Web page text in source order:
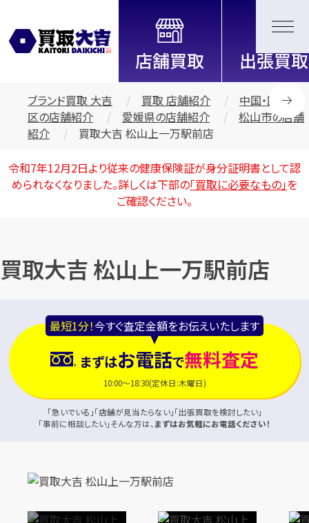
全国2200店舗以上展開中！
信頼と実績の買取専門店「買取大
吉」
ブランド買取 大吉 買取 店舗紹介
中国・四国地
区の店舗紹介
愛媛県の店舗紹介
松山市の店舗
紹介
買取大吉 松山上一万駅前店
令和7年12月2日より従来の健康保険証が身分証明書として認
められなくなりました。詳しくは下部の「買取に必要なもの」を
ご確認ください。
買取大吉 松山上一万駅前店
最短1分！今すぐ査定金額をお伝えいたします
まずはお電話で無料査定
10:00～18:30(定休日:木曜日)
「急いでいる」「店舗が見当たらない」「出張買取を検討したい」
「事前に相談したい」そんな方は、 まずはお気軽にお電話ください！